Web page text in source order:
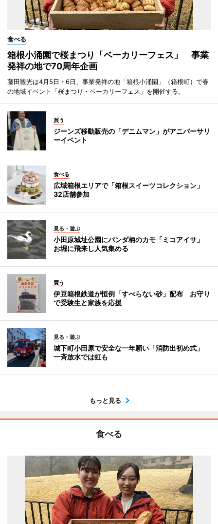
食べる
箱根小涌園で桜まつり「ベーカリーフェス」 事業
発祥の地で70周年企画
藤田観光は4月5日・6日、事業発祥の地「箱根小涌園」（箱根町）で春
の地域イベント「桜まつり・ベーカリーフェス」を開催する。
買う
ジーンズ移動販売の「デニムマン」がアニバーサリ
ーイベント
食べる
広域箱根エリアで「箱根スイーツコレクション」
32店舗参加
見る・遊ぶ
小田原城址公園にパンダ柄のカモ「ミコアイサ」
お堀に飛来し人気集める
買う
伊豆箱根鉄道が恒例「すべらない砂」配布 お守り
で受験生と家族を応援
見る・遊ぶ
城下町小田原で安全な一年願い「消防出初め式」
一斉放水では虹も
もっと見る
食べる